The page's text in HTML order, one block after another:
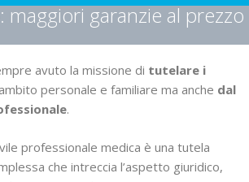
maggiori garanzie al prezzo
avuto la missione di tutelare i
personale e familiare ma anche dal
.
professionale medica è una tutela
che intreccia l’aspetto giuridico,